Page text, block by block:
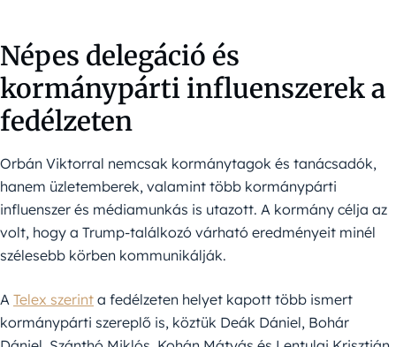
Népes delegáció és
kormánypárti influenszerek a
fedélzeten
Orbán Viktorral nemcsak kormánytagok és tanácsadók,
hanem üzletemberek, valamint több kormánypárti
influenszer és médiamunkás is utazott. A kormány célja az
volt, hogy a Trump-találkozó várható eredményeit minél
szélesebb körben kommunikálják.
A Telex szerint a fedélzeten helyet kapott több ismert
kormánypárti szereplő is, köztük Deák Dániel, Bohár